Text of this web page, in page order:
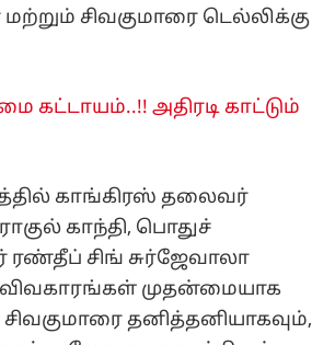
சிவகுமாரை டெல்லிக்கு
கட்டாயம்..!! அதிரடி காட்டும்
காங்கிரஸ் தலைவர்
காந்தி, பொதுச்
சிங் சுர்ஜேவாலா
விவகாரங்கள் முதன்மையாக
தனித்தனியாகவும்,